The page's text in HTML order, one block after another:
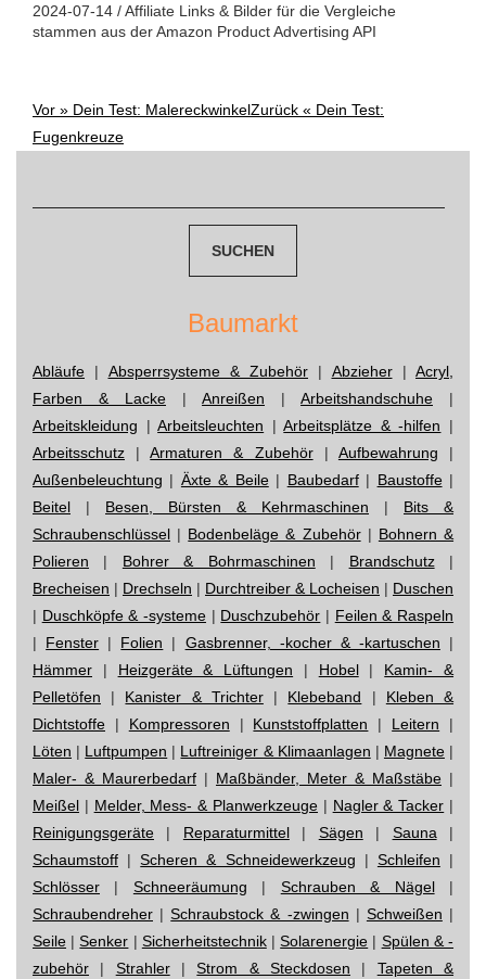
2024-07-14 / Affiliate Links & Bilder für die Vergleiche
stammen aus der Amazon Product Advertising API
Post
Vor » Dein Test: MalereckwinkelZurück « Dein Test:
Fugenkreuze
Baumarkt
Abläufe | Absperrsysteme & Zubehör | Abzieher| Acryl,
Farben & Lacke | Anreißen | Arbeitshandschuhe |
Arbeitskleidung |Arbeitsleuchten |Arbeitsplätze & -hilfen |
Arbeitsschutz |Armaturen & Zubehör| Aufbewahrung |
Außenbeleuchtung | Äxte & Beile| Baubedarf| Baustoffe|
Beitel | Besen, Bürsten & Kehrmaschinen | Bits &
Schraubenschlüssel | Bodenbeläge & Zubehör| Bohnern &
Polieren | Bohrer & Bohrmaschinen | Brandschutz|
Brecheisen | Drechseln | Durchtreiber & Locheisen | Duschen
| Duschköpfe & -systeme | Duschzubehör | Feilen & Raspeln
| Fenster | Folien | Gasbrenner, -kocher & -kartuschen |
Hämmer | Heizgeräte & Lüftungen | Hobel| Kamin- &
Pelletöfen | Kanister & Trichter| Klebeband | Kleben &
Dichtstoffe | Kompressoren | Kunststoffplatten | Leitern |
Löten | Luftpumpen | Luftreiniger & Klimaanlagen | Magnete|
Maler- & Maurerbedarf | Maßbänder, Meter & Maßstäbe |
Meißel | Melder, Mess- & Planwerkzeuge | Nagler & Tacker |
Reinigungsgeräte | Reparaturmittel| Sägen | Sauna |
Schaumstoff |Scheren & Schneidewerkzeug | Schleifen |
Schlösser | Schneeräumung | Schrauben & Nägel|
Schraubendreher |Schraubstock & -zwingen | Schweißen |
Seile |Senker | Sicherheitstechnik|Solarenergie | Spülen & -
zubehör | Strahler|Strom & Steckdosen | Tapeten &